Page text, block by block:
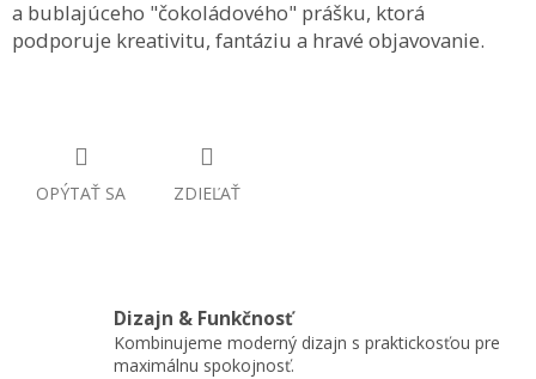
a bublajúceho "čokoládového" prášku, ktorá
podporuje kreativitu, fantáziu a hravé objavovanie.
OPÝTAŤ SA ZDIEĽAŤ
Dizajn & Funkčnosť
Kombinujeme moderný dizajn s praktickosťou pre
maximálnu spokojnosť.